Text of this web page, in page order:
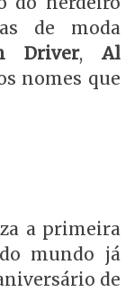
de moda
Driver,Al
nomes que
a primeira
mundo já
de